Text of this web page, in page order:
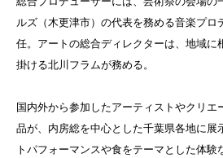
ルズ（木更津市）の代表を務める音楽プロ
任。アートの総合ディレクターは、地域に
掛ける北川フラムが務める。
国内外から参加したアーティストやクリエ
品が、内房総を中心とした千葉県各地に展
トパフォーマンスや食をテーマとした体験